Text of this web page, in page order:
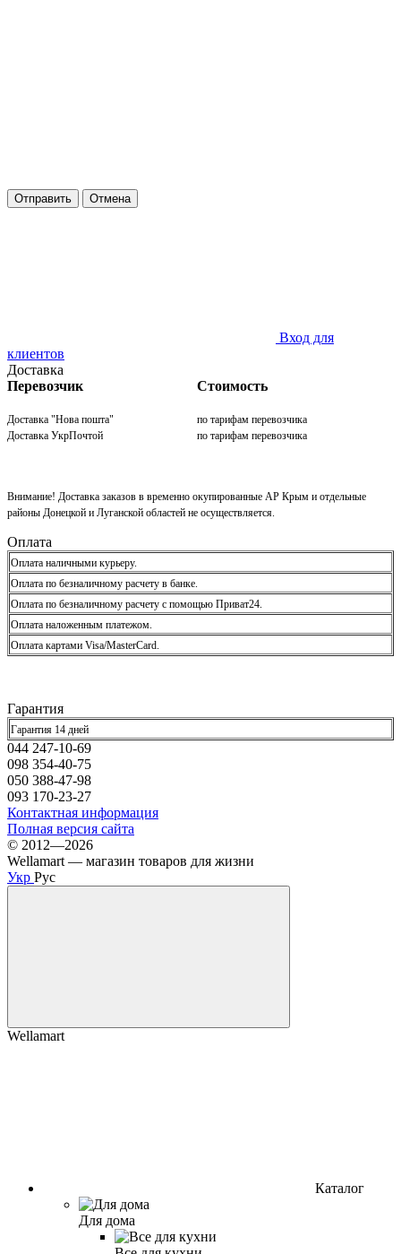
Отправить Отмена
Вход для
клиентов
Доставка
Перевозчик
Стоимость
Доставка "Нова пошта"
по тарифам перевозчика
Доставка УкрПочтой
по тарифам перевозчика
Внимание! Доставка заказов в временно окупированные АР Крым и отдельные
районы Донецкой и Луганской областей не осуществляется.
Оплата
Оплата наличными курьеру.
Оплата по безналичному расчету в банке.
Оплата по безналичному расчету с помощью Приват24.
Оплата наложенным платежом.
Оплата картами Visa/MasterCard.
Гарантия
Гарантия 14 дней
044 247-10-69
098 354-40-75
050 388-47-98
093 170-23-27
Контактная информация
Полная версия сайта
© 2012—2026
Wellamart — магазин товаров для жизни
Укр Рус
Wellamart
Каталог
Для дома